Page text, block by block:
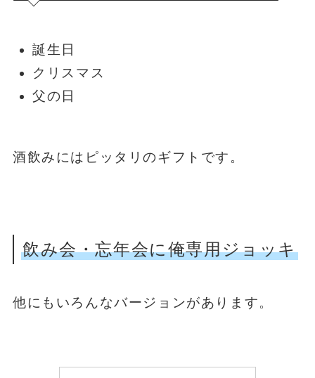
誕生日
クリスマス
父の日
酒飲みにはピッタリのギフトです。
飲み会・忘年会に俺専用ジョッキ
他にもいろんなバージョンがあります。